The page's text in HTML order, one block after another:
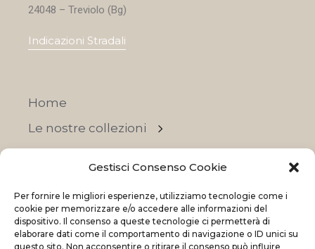
Gestisci Consenso Cookie
Per fornire le migliori esperienze, utilizziamo tecnologie come i
cookie per memorizzare e/o accedere alle informazioni del
dispositivo. Il consenso a queste tecnologie ci permetterà di
elaborare dati come il comportamento di navigazione o ID unici su
questo sito. Non acconsentire o ritirare il consenso può influire
24048 – Treviolo (Bg)
Indicazioni Stradali
Home
Le nostre collezioni
OFFERTE